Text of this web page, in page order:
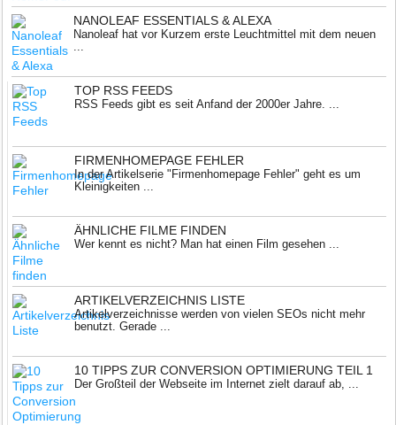
NANOLEAF ESSENTIALS & ALEXA
Nanoleaf hat vor Kurzem erste Leuchtmittel mit dem neuen
...
TOP RSS FEEDS
RSS Feeds gibt es seit Anfand der 2000er Jahre. ...
FIRMENHOMEPAGE FEHLER
In der Artikelserie "Firmenhomepage Fehler" geht es um
Kleinigkeiten ...
ÄHNLICHE FILME FINDEN
Wer kennt es nicht? Man hat einen Film gesehen ...
ARTIKELVERZEICHNIS LISTE
Artikelverzeichnisse werden von vielen SEOs nicht mehr
benutzt. Gerade ...
10 TIPPS ZUR CONVERSION OPTIMIERUNG TEIL 1
Der Großteil der Webseite im Internet zielt darauf ab, ...